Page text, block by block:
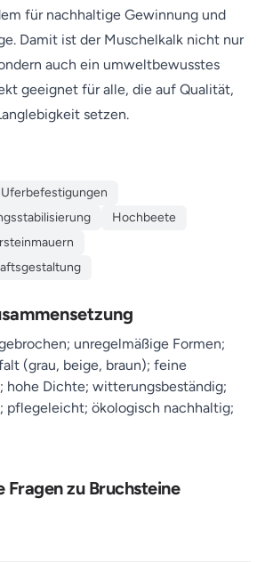
für nachhaltige Gewinnung und
Damit ist der Muschelkalk nicht nur
auch ein umweltbewusstes
geeignet für alle, die auf Qualität,
setzen.
Uferbefestigungen
Hochbeete
unregelmäßige Formen;
(grau, beige, braun); feine
hohe Dichte; witterungsbeständig;
pflegeleicht; ökologisch nachhaltig;
zu Bruchsteine